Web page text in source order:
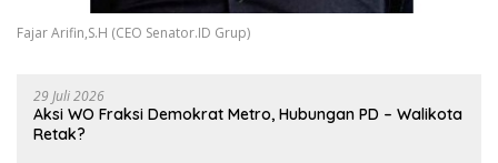
Fajar Arifin,S.H (CEO Senator.ID Grup)
29 Juli 2026
Aksi WO Fraksi Demokrat Metro, Hubungan PD – Walikota
Retak?